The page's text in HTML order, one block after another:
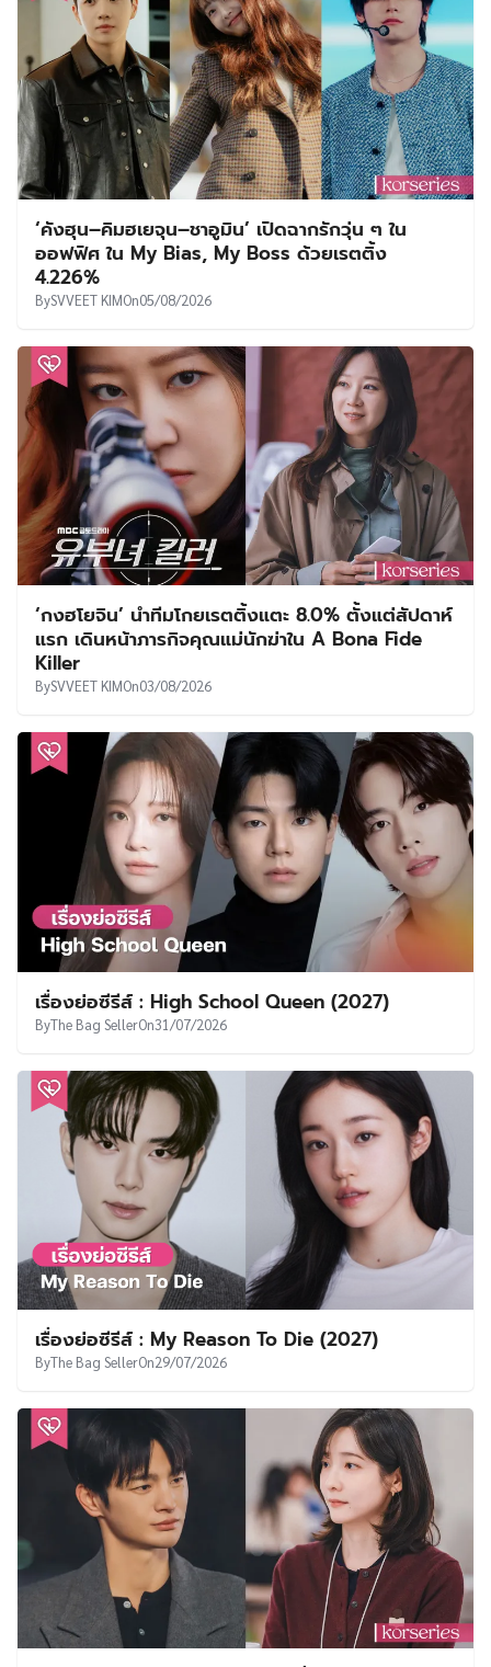
‘คังฮุน–คิมฮเยจุน–ชาอูมิน’ เปิดฉากรักวุ่น ๆ ใน
ออฟฟิศ ใน My Bias, My Boss ด้วยเรตติ้ง
4.226%
BySVVEET KIMOn05/08/2026
‘กงฮโยจิน’ นำทีมโกยเรตติ้งแตะ 8.0% ตั้งแต่สัปดาห์
แรก เดินหน้าภารกิจคุณแม่นักฆ่าใน A Bona Fide
Killer
BySVVEET KIMOn03/08/2026
เรื่องย่อซีรีส์ : High School Queen (2027)
ByThe Bag SellerOn31/07/2026
เรื่องย่อซีรีส์ : My Reason To Die (2027)
ByThe Bag SellerOn29/07/2026